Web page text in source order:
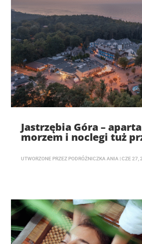
Jastrzębia Góra –
morzem i noclegi tuż
UTWORZONE PRZEZ PODRÓŻNICZKA ANIA |CZE 27,